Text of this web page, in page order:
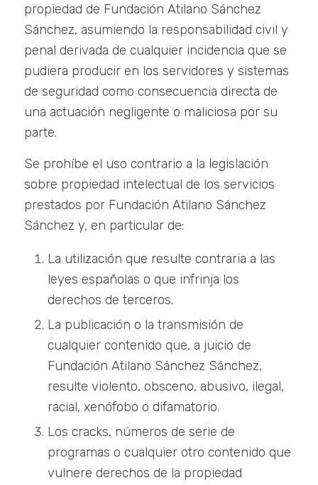
propiedad de Fundación Atilano Sánchez
Sánchez, asumiendo la responsabilidad civil y
penal derivada de cualquier incidencia que se
pudiera producir en los servidores y sistemas
de seguridad como consecuencia directa de
una actuación negligente o maliciosa por su
parte.
Se prohíbe el uso contrario a la legislación
sobre propiedad intelectual de los servicios
prestados por Fundación Atilano Sánchez
Sánchez y, en particular de:
La utilización que resulte contraria a las
leyes españolas o que infrinja los
derechos de terceros.
La publicación o la transmisión de
cualquier contenido que, a juicio de
Fundación Atilano Sánchez Sánchez,
resulte violento, obsceno, abusivo, ilegal,
racial, xenófobo o difamatorio.
Los cracks, números de serie de
programas o cualquier otro contenido que
vulnere derechos de la propiedad